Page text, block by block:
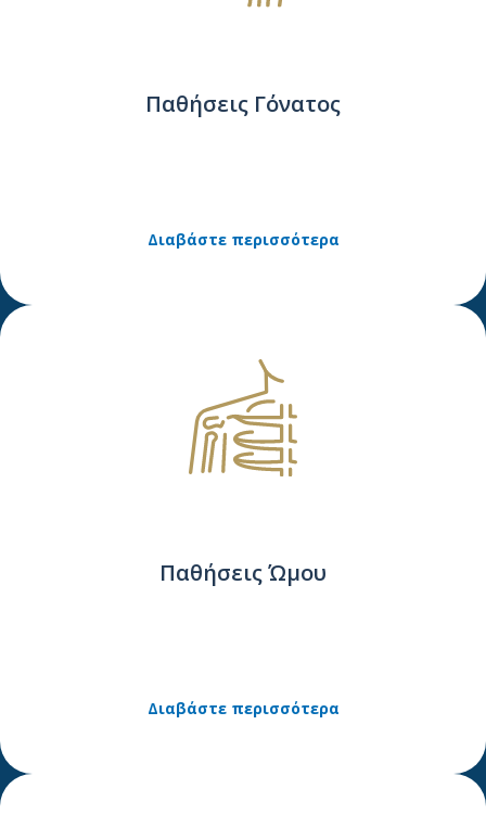
Παθήσεις Γόνατος
Διαβάστε περισσότερα
Παθήσεις Ώμου
Διαβάστε περισσότερα